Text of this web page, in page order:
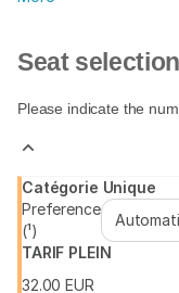
Saison
Seine
debout elle a fait du
Seat selection
Please indicate the
Catégorie Unique
Preference
(¹)
TARIF PLEIN
32.00 EUR